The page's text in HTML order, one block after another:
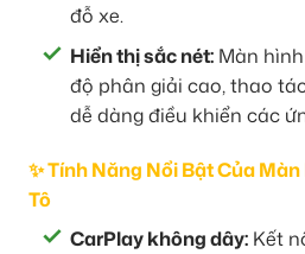
đỗ xe.
Hiển thị sắc nét: Màn
độ phân giải cao, thao
dễ dàng điều khiển các
✨ Tính Năng Nổi Bật Của
Tô
CarPlay không dây: Kết